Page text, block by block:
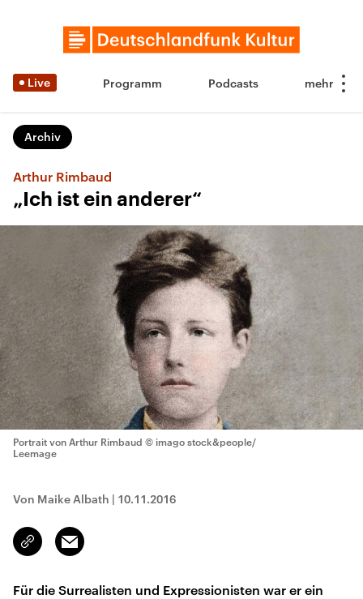
Live Programm Podcasts
Archiv
Arthur Rimbaud
„Ich ist ein anderer“
Portrait von Arthur Rimbaud © imago stock&people/
Leemage
Von Maike Albath | 10.11.2016
Link
kopieren/teilen
Email
Für die Surrealisten und Expressionisten war er ein